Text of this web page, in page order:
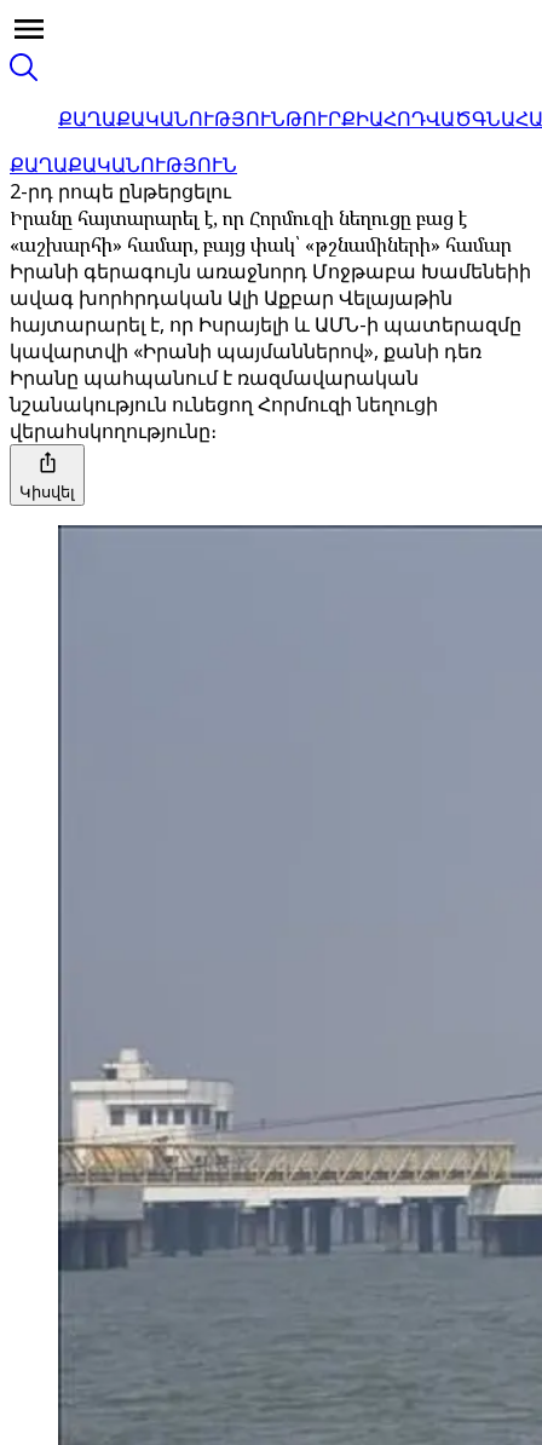
ՔԱՂԱՔԱԿԱՆՈՒԹՅՈՒՆԹՈՒՐՔԻԱՀՈԴՎԱԾ
ՔԱՂԱՔԱԿԱՆՈՒԹՅՈՒՆ
2-րդ րոպե ընթերցելու
Իրանը հայտարարել է, որ Հորմուզի նեղուցը բաց է
«աշխարհի» համար, բայց փակ՝ «թշնամիների» համար
Իրանի գերագույն առաջնորդ Մոջթաբա Խամենեիի
ավագ խորհրդական Ալի Աքբար Վելայաթին
հայտարարել է, որ Իսրայելի և ԱՄՆ-ի պատերազմը
կավարտվի «Իրանի պայմաններով», քանի դեռ
Իրանը պահպանում է ռազմավարական
նշանակություն ունեցող Հորմուզի նեղուցի
վերահսկողությունը։
Կիսվել